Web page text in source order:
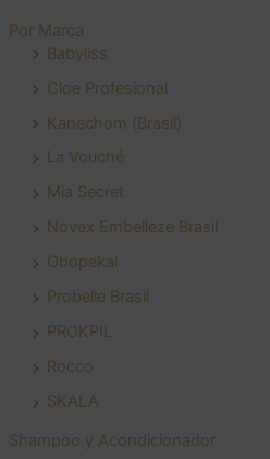
Por Marca
Babyliss
Cloe Profesional
Kanechom (Brasil)
La Vouché
Mia Secret
Novex Embelleze Brasil
Obopekal
Probelle Brasil
PROKPIL
Rocco
SKALA
Shampoo y Acondicionador